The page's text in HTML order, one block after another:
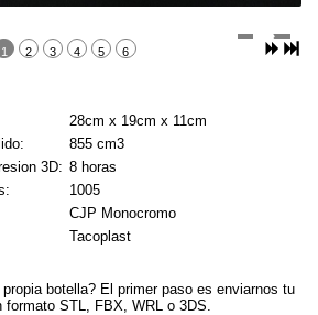
1 2 3 4 5 6
28cm x 19cm x 11cm
855 cm3
3D: 8 horas
1005
CJP Monocromo
Tacoplast
botella? El primer paso es enviarnos tu
formato STL, FBX, WRL o 3DS.